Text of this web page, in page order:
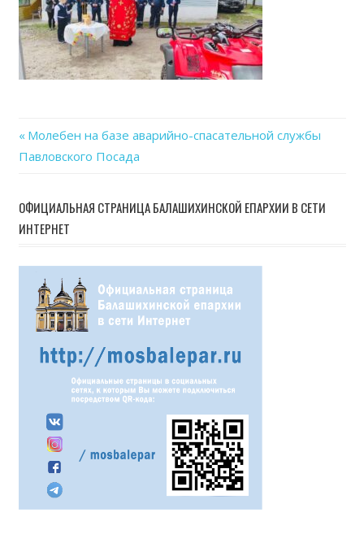
Навигация
записям
Previous
Post:
Молебен на базе аварийно-спасательной службы
Павловского Посада
ОФИЦИАЛЬНАЯ СТРАНИЦА БАЛАШИХИНСКОЙ ЕПАРХИИ В СЕТИ
ИНТЕРНЕТ